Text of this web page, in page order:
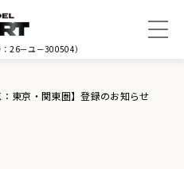
26－ユ－300504）
東京・関東圏】登録のお知らせ